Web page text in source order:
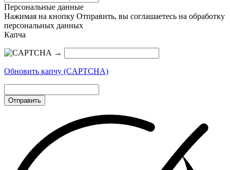
Персональные данные
Нажимая на кнопку Отправить, вы соглашаетесь на обработку
персональных данных
Капча
→
Обновить капчу (CAPTCHA)
Отправить